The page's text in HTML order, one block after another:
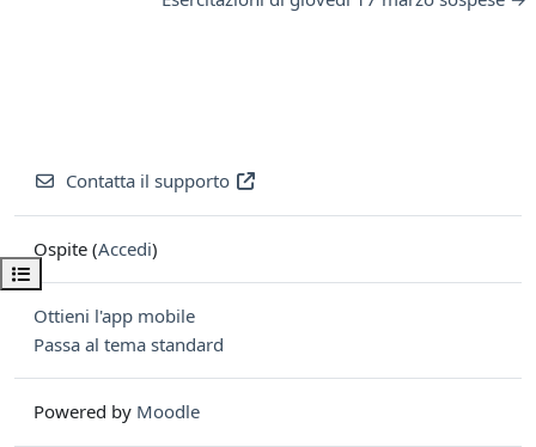
Apri indice del corso
Contatta il supporto
Ospite (Accedi)
Ottieni l'app mobile
Passa al tema standard
Powered by Moodle